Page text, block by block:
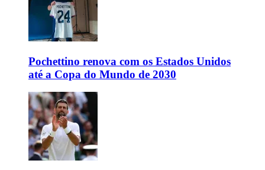
Pochettino renova com os Estados Unidos
até a Copa do Mundo de 2030